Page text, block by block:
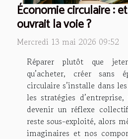
Économie circulaire :
ouvrait la voie ?
Mercredi 13 mai 2026 09:52
Réparer plutôt que
qu’acheter, créer sans
circulaire s’installe dans
les stratégies
devenir un réflexe
reste sous-exploité, alors
imaginaires et nos